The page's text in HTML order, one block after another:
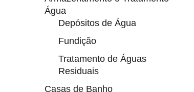
Água
Depósitos de Água
Fundição
Tratamento de Águas
Residuais
Casas de Banho